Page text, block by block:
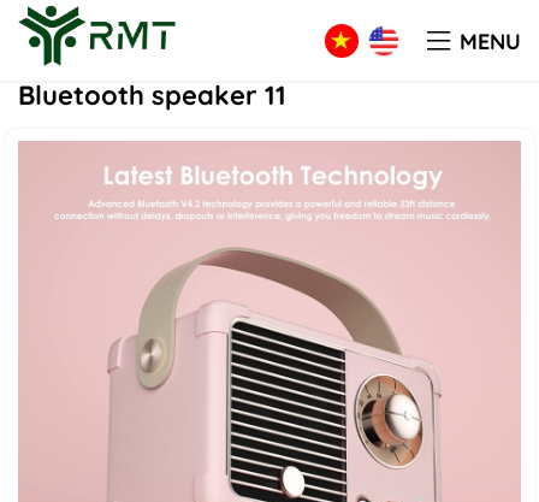
MENU
PRODUCT Tech Bluetooth speaker 11
Bluetooth speaker 11